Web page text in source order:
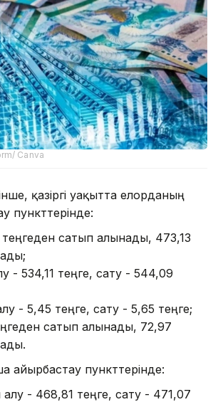
Canva
қазіргі уақытта елорданың
пункттерінде:
сатып алынады, 473,13
- 534,11 теңге, сату - 544,09
- 5,45 теңге, сату - 5,65 теңге;
сатып алынады, 72,97
айырбастау пункттерінде:
- 468,81 теңге, сату - 471,07